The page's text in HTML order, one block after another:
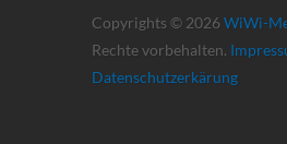
Copyrights © 2026 WiWi-
Rechte vorbehalten.
Datenschutzerkärung